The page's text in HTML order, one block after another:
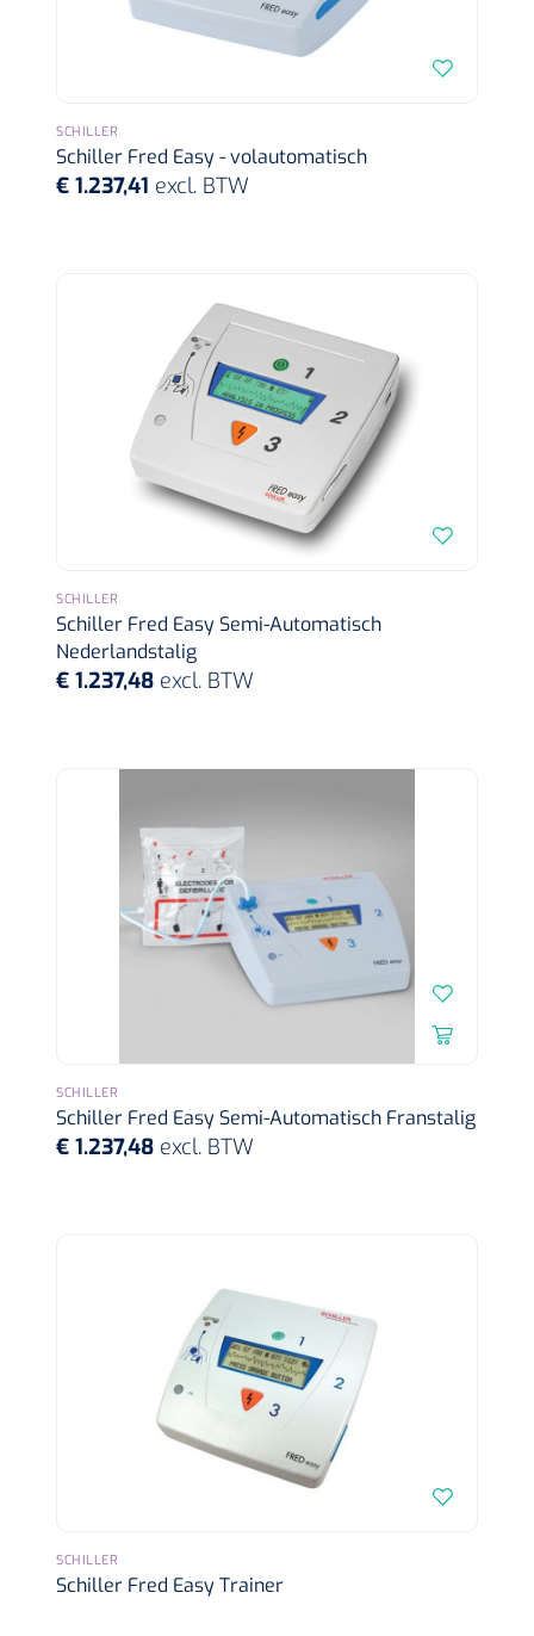
Douchetabouretten
Toiletbeugels
Dispenser Deb transparant - wit - chroom - 1 st
SCHILLER
Schiller Fred Easy - volautomatisch
€ 1.237,41 excl. BTW
SCHILLER
Schiller Fred Easy Semi-Automatisch
Nederlandstalig
€ 1.237,48 excl. BTW
SCHILLER
Schiller Fred Easy Semi-Automatisch Franstalig
€ 1.237,48 excl. BTW
SCHILLER
Schiller Fred Easy Trainer